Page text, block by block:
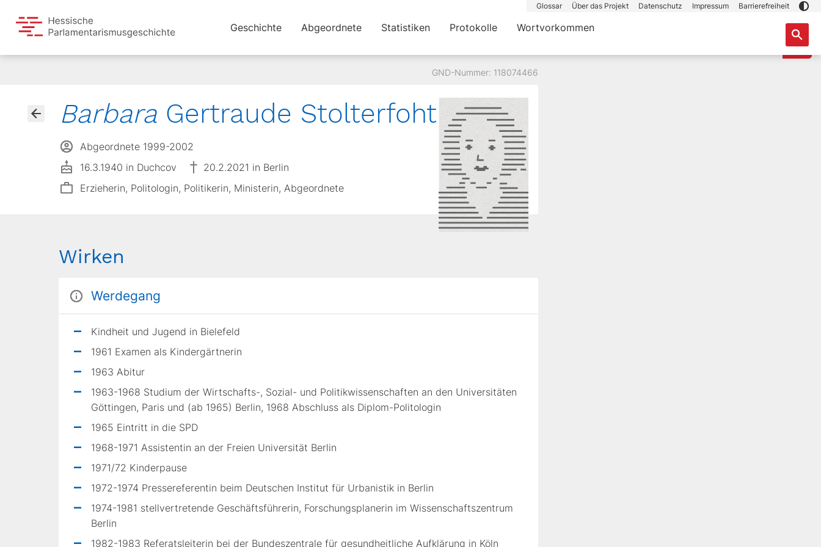
Glossar Über das Projekt Datenschutz Impressum Barrierefreiheit
Geschichte Abgeordnete Statistiken Protokolle Wortvorkommen
GND-Nummer: 118074466
Barbara Gertraude Stolterfoht
Abgeordnete 1999-2002
16.3.1940 in Duchcov
20.2.2021 in Berlin
Erzieherin, Politologin, Politikerin, Ministerin, Abgeordnete
Wirken
Werdegang
Kindheit und Jugend in Bielefeld
1961 Examen als Kindergärtnerin
1963 Abitur
1963-1968 Studium der Wirtschafts-, Sozial- und Politikwissenschaften an den Universitäten
Göttingen, Paris und (ab 1965) Berlin, 1968 Abschluss als Diplom-Politologin
1965 Eintritt in die SPD
1968-1971 Assistentin an der Freien Universität Berlin
1971/72 Kinderpause
1972-1974 Pressereferentin beim Deutschen Institut für Urbanistik in Berlin
1974-1981 stellvertretende Geschäftsführerin, Forschungsplanerin im Wissenschaftszentrum
Berlin
1982-1983 Referatsleiterin bei der Bundeszentrale für gesundheitliche Aufklärung in Köln